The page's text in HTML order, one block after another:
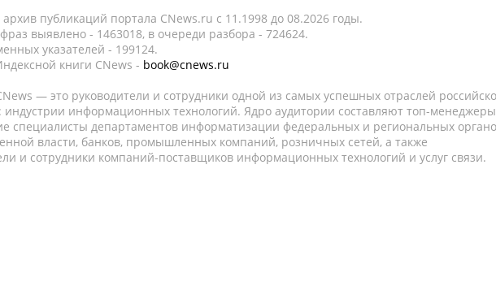
публикаций портала CNews.ru c 11.1998 до 08.2026 годы.
выявлено - 1463018, в очереди разбора - 724624.
указателей - 199124.
книги CNews - book@cnews.ru
— это руководители и сотрудники одной из самых успешных отраслей
индустрии информационных технологий. Ядро аудитории составляют топ-
специалисты департаментов информатизации федеральных и региональных
власти, банков, промышленных компаний, розничных сетей, а также
и сотрудники компаний-поставщиков информационных технологий и услуг связи.